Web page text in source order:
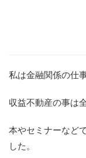
私は金融関係の仕
収益不動産の事は
本やセミナーなど
した。